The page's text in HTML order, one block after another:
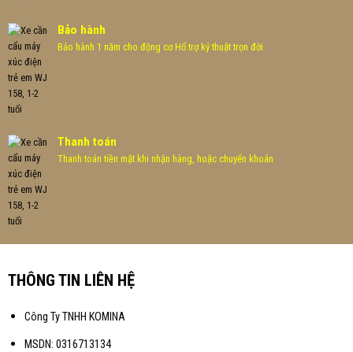
Bảo hành
Bảo hành 1 năm cho động cơ Hổ trợ kỷ thuật trọn đời
Thanh toán
Thanh toán tiền mặt khi nhận hàng, hoặc chuyển khoản
THÔNG TIN LIÊN HỆ
Công Ty TNHH KOMINA
MSDN: 0316713134